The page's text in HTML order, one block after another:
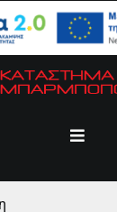
Toggle